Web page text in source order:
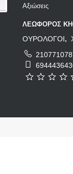
Αξιώσεις
ΛΕΩΦΟΡΟΣ
ΟΥΡΟΛΟΓΟΙ,